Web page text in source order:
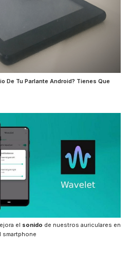
De Tu Parlante Android? Tienes Que
el sonido de nuestros auriculares en
smartphone